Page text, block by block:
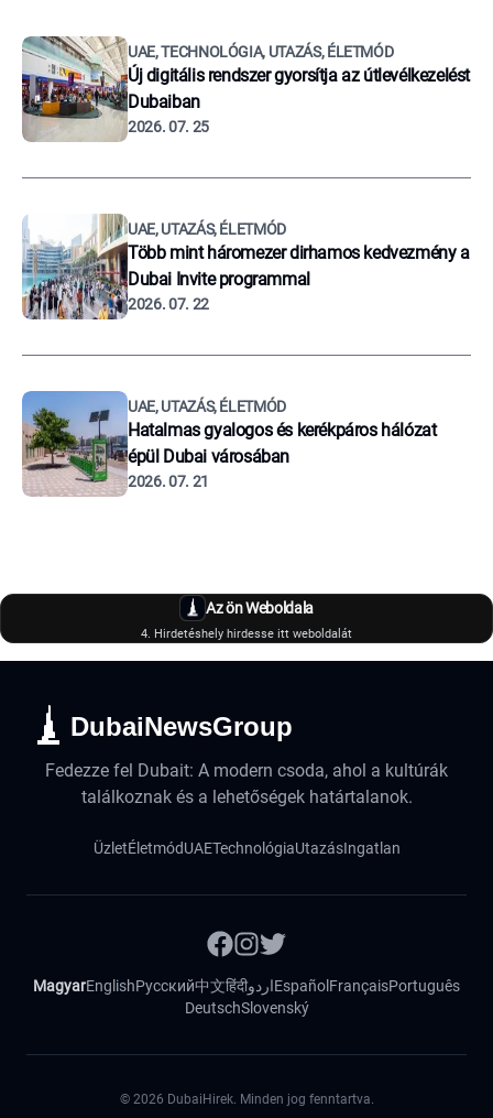
UAE, TECHNOLÓGIA, UTAZÁS, ÉLETMÓD
Új digitális rendszer gyorsítja az útlevélkezelést
Dubaiban
2026. 07. 25
UAE, UTAZÁS, ÉLETMÓD
Több mint háromezer dirhamos kedvezmény a
Dubai Invite programmal
2026. 07. 22
UAE, UTAZÁS, ÉLETMÓD
Hatalmas gyalogos és kerékpáros hálózat
épül Dubai városában
2026. 07. 21
Az ön Weboldala
4. Hirdetéshely hirdesse itt weboldalát
DubaiNewsGroup
Fedezze fel Dubait: A modern csoda, ahol a kultúrák
találkoznak és a lehetőségek határtalanok.
ÜzletÉletmódUAETechnológiaUtazásIngatlan
MagyarEnglishРусский中文हिंदीاردوEspañol FrançaisPortuguês
DeutschSlovenský
© 2026 DubaiHirek. Minden jog fenntartva.